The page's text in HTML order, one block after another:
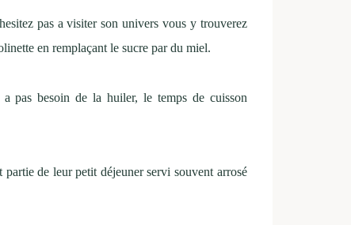
pas a visiter son univers vous y trouverez
en remplaçant le sucre par du miel.
pas besoin de la huiler, le temps de cuisson
de leur petit déjeuner servi souvent arrosé